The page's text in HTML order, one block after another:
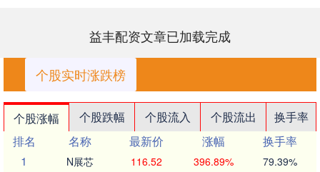
益丰配资文章已加载完成
个股实时涨跌榜
个股涨幅 个股跌幅 个股流入 个股流出
换手率
排名
名称 最新价 涨幅
换手率
1
N展芯 116.52 396.89% 79.39%